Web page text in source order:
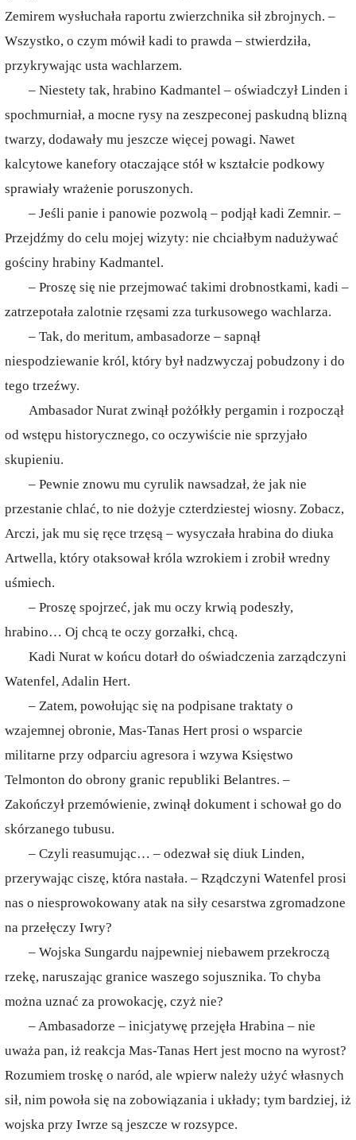
Zemirem wysłuchała raportu zwierzchnika sił zbrojnych. –
Wszystko, o czym mówił kadi to prawda – stwierdziła,
przykrywając usta wachlarzem.
– Niestety tak, hrabino Kadmantel – oświadczył Linden i
spochmurniał, a mocne rysy na zeszpeconej paskudną blizną
twarzy, dodawały mu jeszcze więcej powagi. Nawet
kalcytowe kanefory otaczające stół w kształcie podkowy
sprawiały wrażenie poruszonych.
– Jeśli panie i panowie pozwolą – podjął kadi Zemnir. –
Przejdźmy do celu mojej wizyty: nie chciałbym nadużywać
gościny hrabiny Kadmantel.
– Proszę się nie przejmować takimi drobnostkami, kadi –
zatrzepotała zalotnie rzęsami zza turkusowego wachlarza.
– Tak, do meritum, ambasadorze – sapnął
niespodziewanie król, który był nadzwyczaj pobudzony i do
tego trzeźwy.
Ambasador Nurat zwinął pożółkły pergamin i rozpoczął
od wstępu historycznego, co oczywiście nie sprzyjało
skupieniu.
– Pewnie znowu mu cyrulik nawsadzał, że jak nie
przestanie chlać, to nie dożyje czterdziestej wiosny. Zobacz,
Arczi, jak mu się ręce trzęsą – wysyczała hrabina do diuka
Artwella, który otaksował króla wzrokiem i zrobił wredny
uśmiech.
– Proszę spojrzeć, jak mu oczy krwią podeszły,
hrabino… Oj chcą te oczy gorzałki, chcą.
Kadi Nurat w końcu dotarł do oświadczenia zarządczyni
Watenfel, Adalin Hert.
– Zatem, powołując się na podpisane traktaty o
wzajemnej obronie, Mas-Tanas Hert prosi o wsparcie
militarne przy odparciu agresora i wzywa Księstwo
Telmonton do obrony granic republiki Belantres. –
Zakończył przemówienie, zwinął dokument i schował go do
skórzanego tubusu.
– Czyli reasumując… – odezwał się diuk Linden,
przerywając ciszę, która nastała. – Rządczyni Watenfel prosi
nas o niesprowokowany atak na siły cesarstwa zgromadzone
na przełęczy Iwry?
– Wojska Sungardu najpewniej niebawem przekroczą
rzekę, naruszając granice waszego sojusznika. To chyba
można uznać za prowokację, czyż nie?
– Ambasadorze – inicjatywę przejęła Hrabina – nie
uważa pan, iż reakcja Mas-Tanas Hert jest mocno na wyrost?
Rozumiem troskę o naród, ale wpierw należy użyć własnych
sił, nim powoła się na zobowiązania i układy; tym bardziej, iż
wojska przy Iwrze są jeszcze w rozsypce.